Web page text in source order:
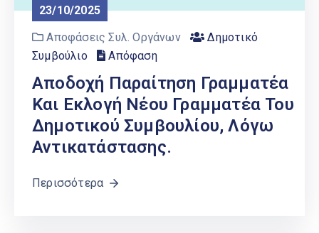
23/10/2025
Αποφάσεις Συλ. Οργάνων
Δημοτικό
Συμβούλιο
Απόφαση
Αποδοχή Παραίτηση Γραμματέα
Και Εκλογή Νέου Γραμματέα Του
Δημοτικού Συμβουλίου, Λόγω
Αντικατάστασης.
Περισσότερα